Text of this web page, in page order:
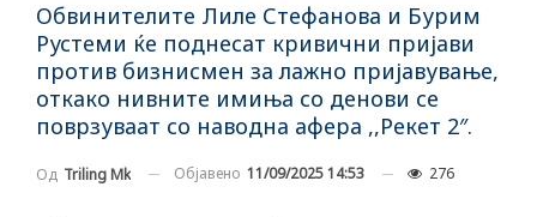
Обвинителите Лиле Стефанова и Бурим
Рустеми ќе поднесат кривични пријави
против бизнисмен за лажно пријавување,
откако нивните имиња со денови се
поврзуваат со наводна афера ,,Рекет 2″.
Од Triling Mk Објавено 11/09/2025 14:53 276